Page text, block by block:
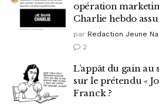
opération
Charlie hebdo
par Redaction Jeune
2
L’appât du gain
sur le prétendu «
Franck ?